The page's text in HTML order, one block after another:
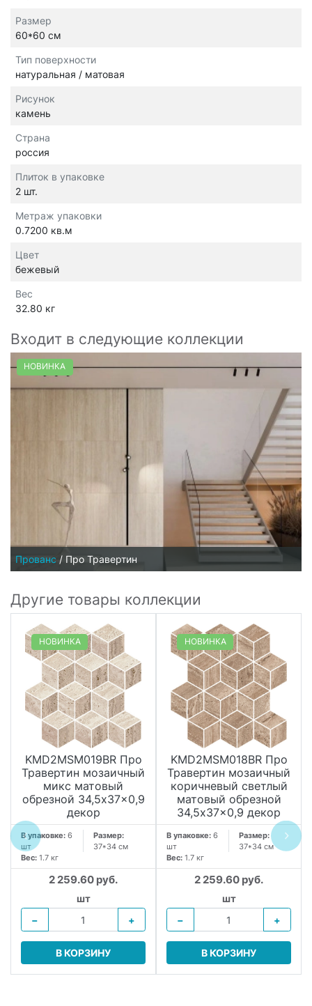
Размер
60*60 см
Тип поверхности
натуральная / матовая
Рисунок
камень
Страна
россия
Плиток в упаковке
2 шт.
Метраж упаковки
0.7200 кв.м
Цвет
бежевый
Вес
32.80 кг
Входит в следующие коллекции
НОВИНКА
Прованс / Про Травертин
Другие товары коллекции
НОВИНКА
KMD2MSM019BR Про
Травертин мозаичный
микс матовый
обрезной 34,5x37x0,9
декор
В упаковке: 6
шт
Размер:
37*34 см
Вес: 1.7 кг
2 259.60 руб.
шт
−
+
В КОРЗИНУ
НОВИНКА
KMD2MSM018BR Про
Травертин мозаичный
коричневый светлый
матовый обрезной
34,5x37x0,9 декор
В упаковке: 6
шт
Размер:
37*34 см
Вес: 1.7 кг
2 259.60 руб.
шт
−
+
В КОРЗИНУ